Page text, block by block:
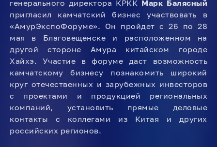
генерального директора КРКК Марк Балясный
пригласил камчатский бизнес участвовать в
«АмурЭкспоФоруме». Он пройдет с 26 по 28
мая в Благовещенске и расположенном на
другой стороне Амура китайском городе
Хайхэ. Участие в форуме даст возможность
камчатскому бизнесу познакомить широкий
круг отечественных и зарубежных инвесторов
с проектами и продукцией региональных
компаний, установить прямые деловые
контакты с коллегами из Китая и других
российских регионов.